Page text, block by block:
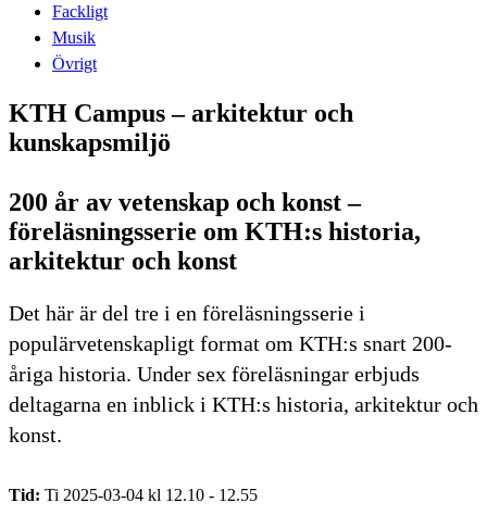
Fackligt
Musik
Övrigt
KTH Campus – arkitektur och
kunskapsmiljö
200 år av vetenskap och konst –
föreläsningsserie om KTH:s historia,
arkitektur och konst
Det här är del tre i en föreläsningsserie i
populärvetenskapligt format om KTH:s snart 200-
åriga historia. Under sex föreläsningar erbjuds
deltagarna en inblick i KTH:s historia, arkitektur och
konst.
Tid: Ti 2025-03-04 kl 12.10 - 12.55